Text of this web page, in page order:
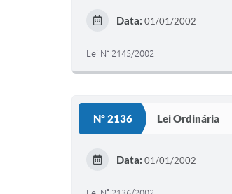
Data: 01/01/2002
Lei N° 2145/2002
Nº 2136 Lei Ordinária
Data: 01/01/2002